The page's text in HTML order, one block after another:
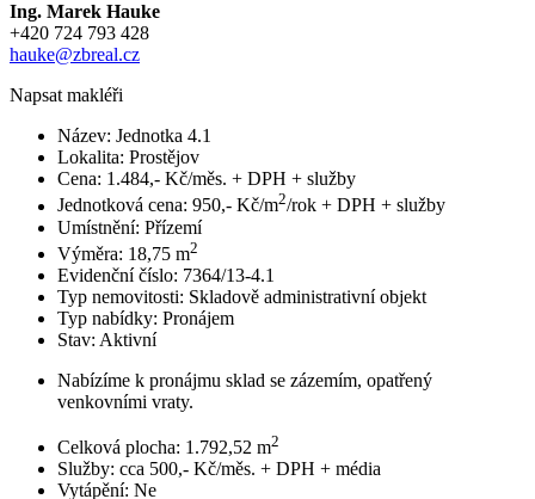
Ing. Marek Hauke
+420 724 793 428
hauke@zbreal.cz
Napsat makléři
Název: Jednotka 4.1
Lokalita: Prostějov
Cena: 1.484,- Kč/měs. + DPH + služby
Jednotková cena: 950,- Kč/m2/rok + DPH + služby
Umístnění: Přízemí
Výměra: 18,75 m2
Evidenční číslo: 7364/13-4.1
Typ nemovitosti: Skladově administrativní objekt
Typ nabídky: Pronájem
Stav: Aktivní
Nabízíme k pronájmu sklad se zázemím, opatřený
venkovními vraty.
Celková plocha: 1.792,52 m2
Služby: cca 500,- Kč/měs. + DPH + média
Vytápění: Ne